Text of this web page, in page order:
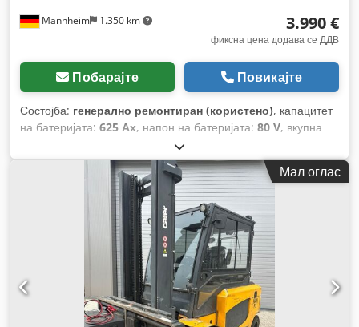
Mannheim 1.350 km 3.990 €
фиксна цена додава се ДДВ
Побарајте Повикајте
Состојба: генерално ремонтиран (користено), капацитет
на батеријата: 625 Ах, напон на батеријата: 80 V, вкупна
, вкупна должина:
840 мм,
Мал оглас